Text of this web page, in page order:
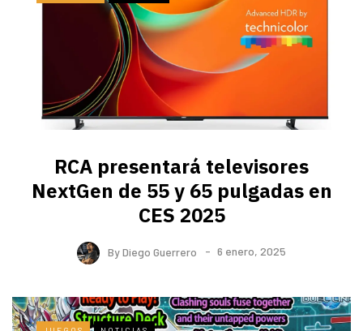
RCA presentará televisores
NextGen de 55 y 65 pulgadas en
CES 2025
ByDiego Guerrero 6 enero, 2025